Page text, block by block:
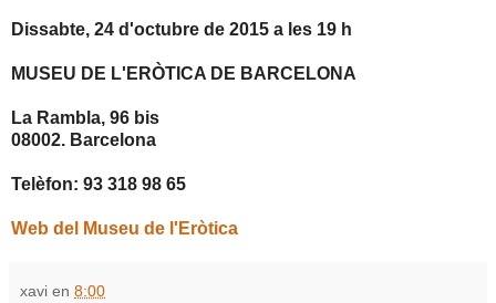
Dissabte, 24 d'octubre de 2015 a les 19 h
MUSEU DE L'ERÒTICA DE BARCELONA
La Rambla, 96 bis
08002. Barcelona
Telèfon: 93 318 98 65
Web del Museu de l'Eròtica
xavi en 8:00